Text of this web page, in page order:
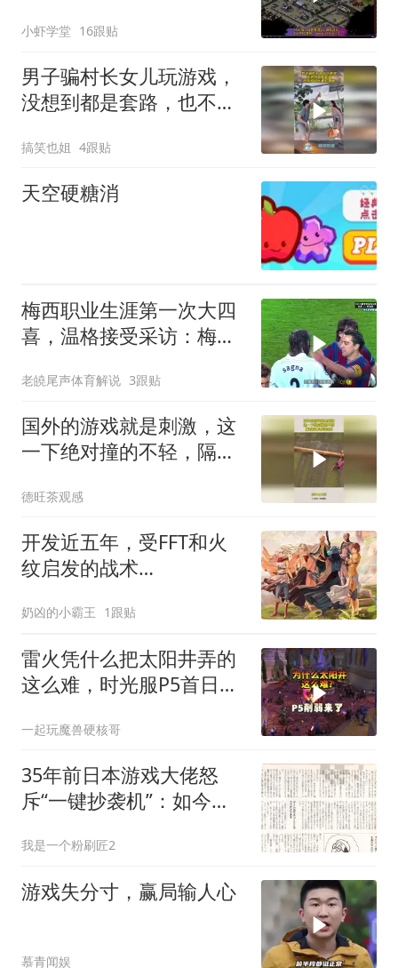
小虾学堂 16跟贴
男子骗村长女儿玩游戏，
没想到都是套路，也不怕
搞笑也姐 4跟贴
天空硬糖消
梅西职业生涯第一次大四
喜，温格接受采访：梅西
员
老皢尾声体育解说 3跟贴
国外的游戏就是刺激，这
一下绝对撞的不轻，隔着
德旺茶观感
开发近五年，受FFT和火
纹启发的战术
布，2027年发售
奶凶的小霸王 1跟贴
雷火凭什么把太阳井弄的
这么难，时光服P5首日全
一起玩魔兽硬核哥
35年前日本游戏大佬怒
斥“一键抄袭机”：如今正
我是一个粉刷匠2
游戏失分寸，赢局输人心
慕青闻娱